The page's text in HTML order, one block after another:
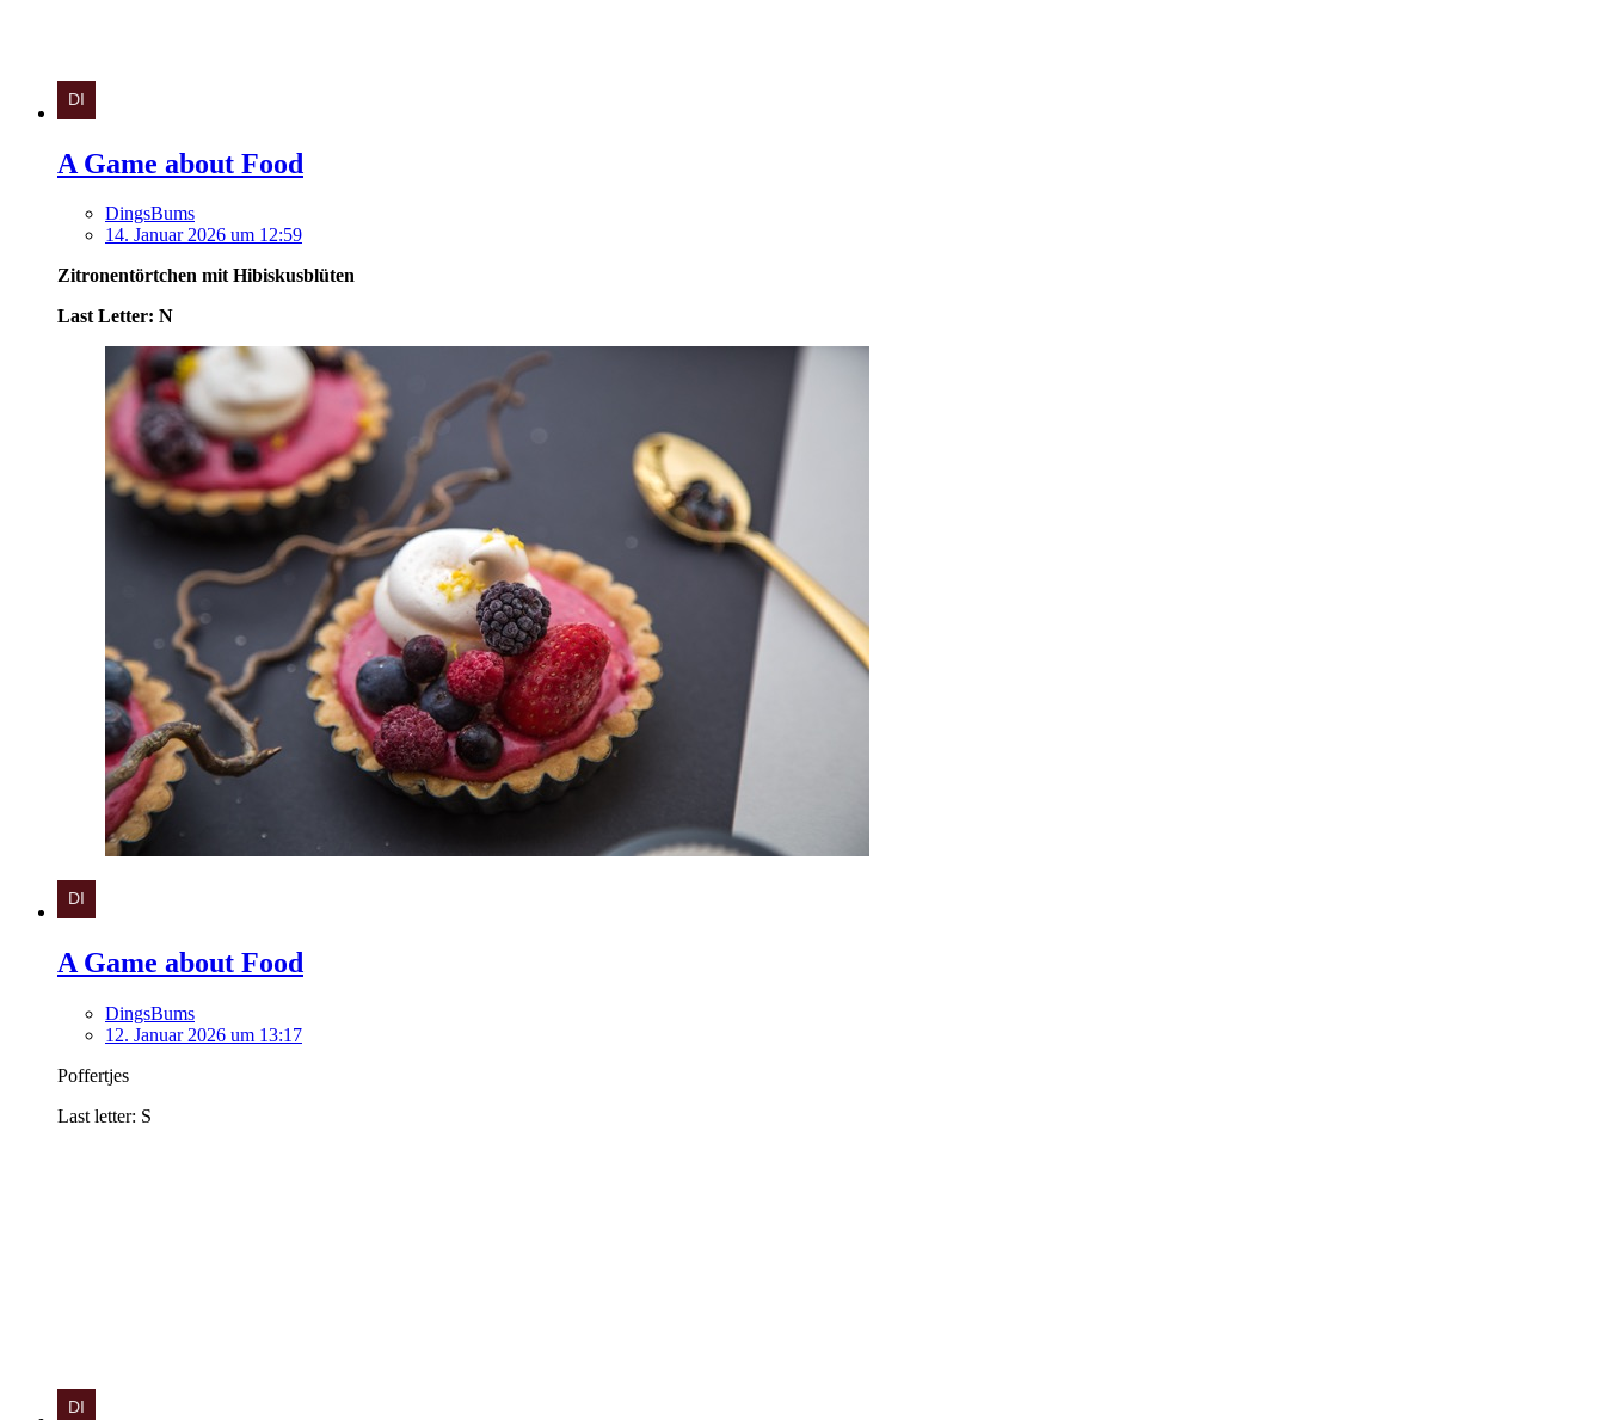
A Game about Food
DingsBums
14. Januar 2026 um 12:59
Zitronentörtchen mit Hibiskusblüten
Last Letter: N
A Game about Food
DingsBums
12. Januar 2026 um 13:17
Poffertjes
Last letter: S